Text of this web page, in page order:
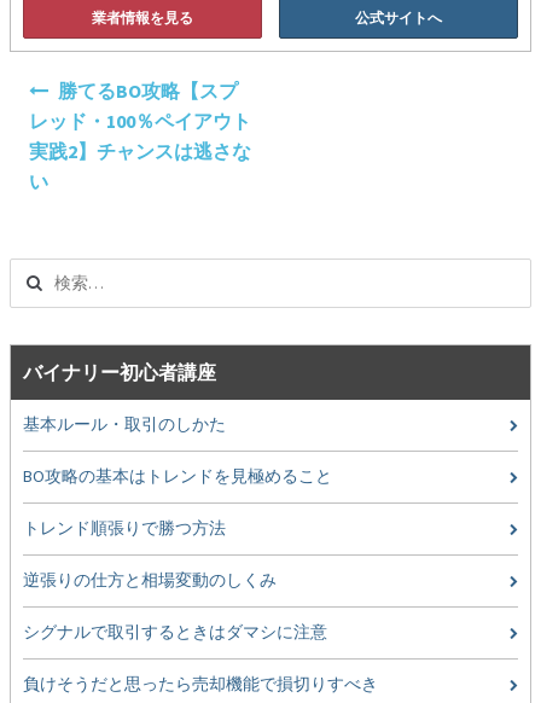
業者情報を見る 公式サイトへ
ナ
ビ
ゲ
シ
ョ
ン
勝てるBO攻略【スプ
レッド・100％ペイアウト
実践2】チャンスは逃さな
い
バイナリー初心者講座
基本ルール・取引のしかた
BO攻略の基本はトレンドを見極めること
トレンド順張りで勝つ方法
逆張りの仕方と相場変動のしくみ
シグナルで取引するときはダマシに注意
負けそうだと思ったら売却機能で損切りすべき